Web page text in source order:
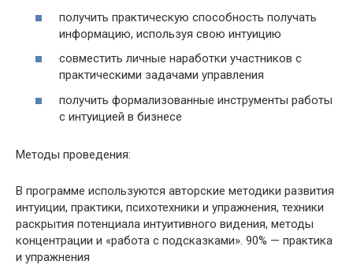
получить практическую способность получать
информацию, используя свою интуицию
совместить личные наработки участников с
практическими задачами управления
получить формализованные инструменты работы
с интуицией в бизнесе
Методы проведения:
В программе используются авторские методики развития
интуиции, практики, психотехники и упражнения, техники
раскрытия потенциала интуитивного видения, методы
концентрации и «работа с подсказками». 90% — практика
и упражнения